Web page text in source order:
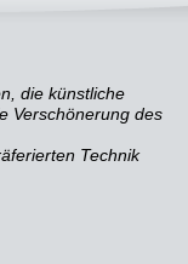
die künstliche
Verschönerung des
Technik